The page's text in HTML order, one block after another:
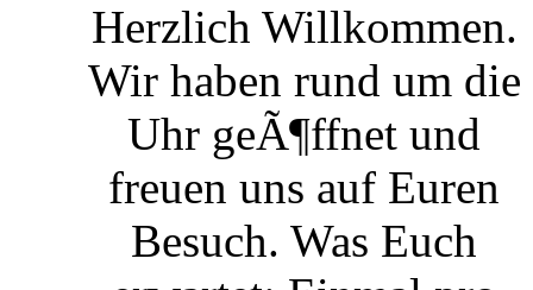
Herzlich Willkommen.
Wir haben rund um die
Uhr geÃ¶ffnet und
freuen uns auf Euren
Besuch. Was Euch